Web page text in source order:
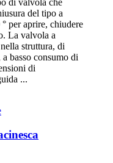
di valvola che
del tipo a
per aprire, chiudere
La valvola a
struttura, di
basso consumo di
di
...